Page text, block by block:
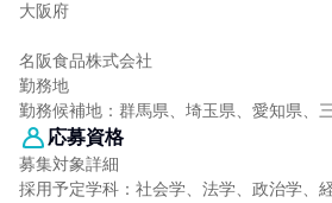
大阪府
名阪食品株式会社
勤務地
勤務候補地：群馬県、埼玉県、愛知県、
応募資格
募集対象詳細
採用予定学科：社会学、法学、政治学、